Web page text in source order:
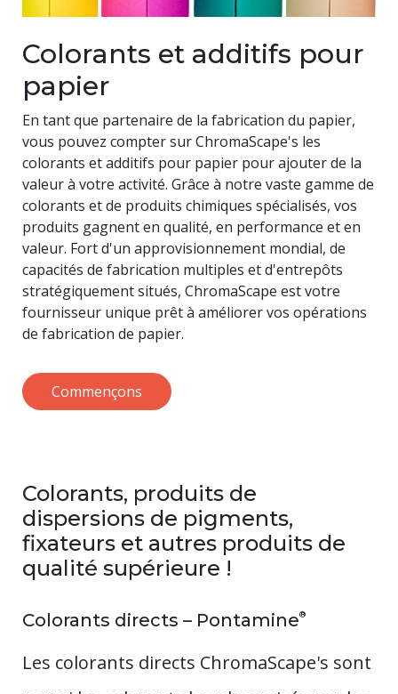
Colorants et additifs pour
papier
En tant que partenaire de la fabrication du papier,
vous pouvez compter sur ChromaScape's les
colorants et additifs pour papier pour ajouter de la
valeur à votre activité. Grâce à notre vaste gamme de
colorants et de produits chimiques spécialisés, vos
produits gagnent en qualité, en performance et en
valeur. Fort d'un approvisionnement mondial, de
capacités de fabrication multiples et d'entrepôts
stratégiquement situés, ChromaScape est votre
fournisseur unique prêt à améliorer vos opérations
de fabrication de papier.
Commençons
Colorants, produits de
dispersions de pigments,
fixateurs et autres produits de
qualité supérieure !
Colorants directs – Pontamine®
Les colorants directs ChromaScape's sont